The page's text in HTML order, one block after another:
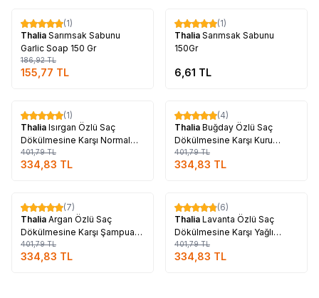
%17
(1)
Thalia Sarımsak Sabunu
Garlic Soap 150 Gr
186,92TL
155,77 TL
(1)
Thalia Sarımsak Sabunu
150Gr
6,61 TL
%17
(1)
Thalia Isırgan Özlü Saç
Dökülmesine Karşı Normal
Saçlar Şampuanı 300 ML
401,79TL
334,83 TL
%17
(4)
Thalia Buğday Özlü Saç
Dökülmesine Karşı Kuru
Boyalı ve Yıpranmış Saçlar
Şampuanı 300 ML
401,79TL
334,83 TL
%17
(7)
Thalia Argan Özlü Saç
Dökülmesine Karşı Şampuan
300 ML
401,79TL
334,83 TL
%17
(6)
Thalia Lavanta Özlü Saç
Dökülmesine Karşı Yağlı
Saçlar Şampuanı 300 ML
401,79TL
334,83 TL